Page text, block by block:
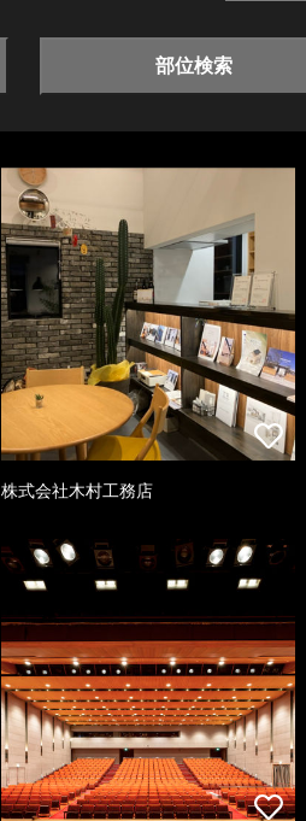
部位検索
株式会社木村工務店